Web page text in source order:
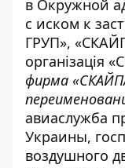
в Окружной
с иском к
ГРУП»,
організація
фирма
авиаслужба
Украины,
воздушного